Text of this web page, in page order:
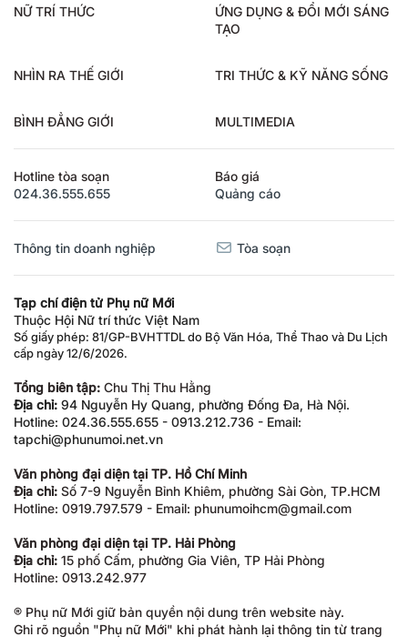
NỮ TRÍ THỨC
ỨNG DỤNG & ĐỔI MỚI SÁNG
TẠO
NHÌN RA THẾ GIỚI TRI THỨC & KỸ NĂNG SỐNG
BÌNH ĐẲNG GIỚI MULTIMEDIA
Hotline tòa soạn
024.36.555.655
Báo giá
Quảng cáo
Thông tin doanh nghiệp Tòa soạn
Tạp chí điện tử Phụ nữ Mới
Thuộc Hội Nữ trí thức Việt Nam
Số giấy phép: 81/GP-BVHTTDL do Bộ Văn Hóa, Thể Thao và Du Lịch
cấp ngày 12/6/2026.
Tổng biên tập: Chu Thị Thu Hằng
Địa chỉ: 94 Nguyễn Hy Quang, phường Đống Đa, Hà Nội.
Hotline: 024.36.555.655 - 0913.212.736 - Email:
tapchi@phunumoi.net.vn
Văn phòng đại diện tại TP. Hồ Chí Minh
Địa chỉ: Số 7-9 Nguyễn Bỉnh Khiêm, phường Sài Gòn, TP.HCM
Hotline: 0919.797.579 - Email: phunumoihcm@gmail.com
Văn phòng đại diện tại TP. Hải Phòng
Địa chỉ: 15 phố Cấm, phường Gia Viên, TP Hải Phòng
Hotline: 0913.242.977
® Phụ nữ Mới giữ bản quyền nội dung trên website này.
Ghi rõ nguồn "Phụ nữ Mới" khi phát hành lại thông tin từ trang